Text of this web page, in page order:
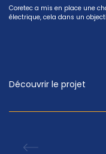
Coretec a mis en place une
électrique, cela dans un
Découvrir le projet